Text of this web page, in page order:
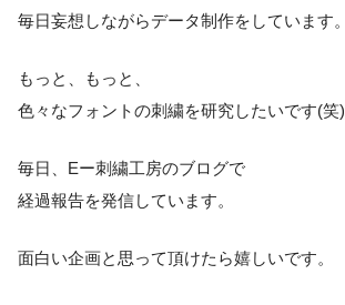
毎日妄想しながらデータ制作をしています。
もっと、もっと、
色々なフォントの刺繍を研究したいです(笑)
毎日、Eー刺繍工房のブログで
経過報告を発信しています。
面白い企画と思って頂けたら嬉しいです。